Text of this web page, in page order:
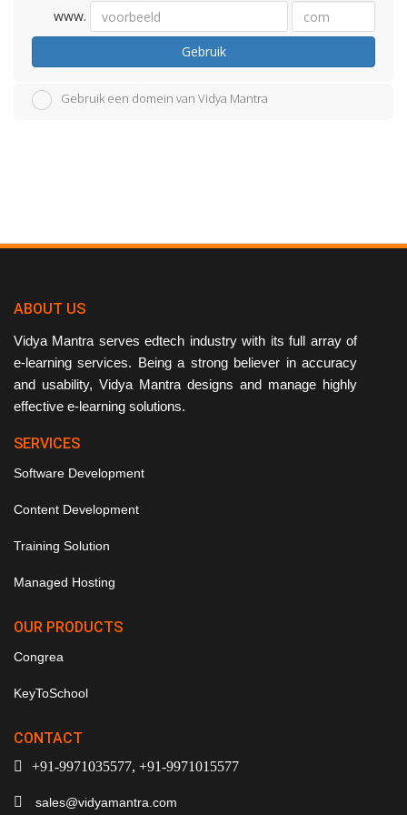
www.
Gebruik
Gebruik een domein van Vidya Mantra
ABOUT US
Vidya Mantra serves edtech industry with its full array of
e-learning services. Being a strong believer in accuracy
and usability, Vidya Mantra designs and manage highly
effective e-learning solutions.
SERVICES
Software Development
Content Development
Training Solution
Managed Hosting
OUR PRODUCTS
Congrea
KeyToSchool
CONTACT
+91-9971035577, +91-9971015577
sales@vidyamantra.com